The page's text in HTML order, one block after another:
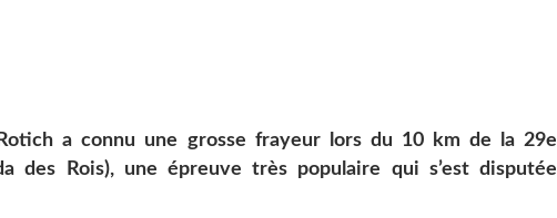
a connu une grosse frayeur lors du 10 km de la 29e
des Rois), une épreuve très populaire qui s’est disputée